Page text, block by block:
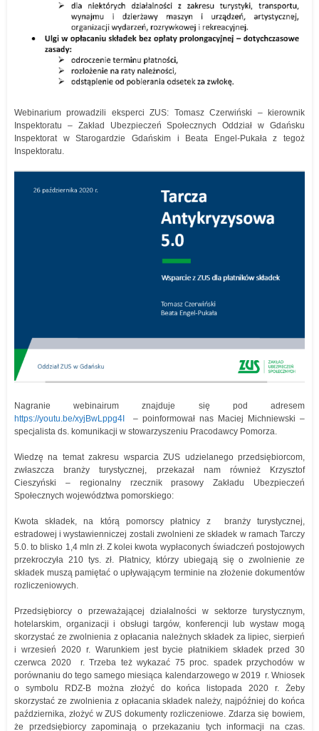
Webinarium prowadzili eksperci ZUS: Tomasz Czerwiński – kierownik
Inspektoratu – Zakład Ubezpieczeń Społecznych Oddział w Gdańsku
Inspektorat w Starogardzie Gdańskim i Beata Engel-Pukała z tegoż
Inspektoratu.
Nagranie webinairum znajduje się pod adresem
https://youtu.be/xyjBwLppg4I – poinformował nas Maciej Michniewski –
specjalista ds. komunikacji w stowarzyszeniu Pracodawcy Pomorza.
Wiedzę na temat zakresu wsparcia ZUS udzielanego przedsiębiorcom,
zwłaszcza branży turystycznej, przekazał nam również Krzysztof
Cieszyński – regionalny rzecznik prasowy Zakładu Ubezpieczeń
Społecznych województwa pomorskiego:
Kwota składek, na którą pomorscy płatnicy z branży turystycznej,
estradowej i wystawienniczej zostali zwolnieni ze składek w ramach Tarczy
5.0. to blisko 1,4 mln zł. Z kolei kwota wypłaconych świadczeń postojowych
przekroczyła 210 tys. zł. Płatnicy, którzy ubiegają się o zwolnienie ze
składek muszą pamiętać o upływającym terminie na złożenie dokumentów
rozliczeniowych.
Przedsiębiorcy o przeważającej działalności w sektorze turystycznym,
hotelarskim, organizacji i obsługi targów, konferencji lub wystaw mogą
skorzystać ze zwolnienia z opłacania należnych składek za lipiec, sierpień
i wrzesień 2020 r. Warunkiem jest bycie płatnikiem składek przed 30
czerwca 2020 r. Trzeba też wykazać 75 proc. spadek przychodów w
porównaniu do tego samego miesiąca kalendarzowego w 2019 r. Wniosek
o symbolu RDZ-B można złożyć do końca listopada 2020 r. Żeby
skorzystać ze zwolnienia z opłacania składek należy, najpóźniej do końca
października, złożyć w ZUS dokumenty rozliczeniowe. Zdarza się bowiem,
że przedsiębiorcy zapominają o przekazaniu tych informacji na czas.